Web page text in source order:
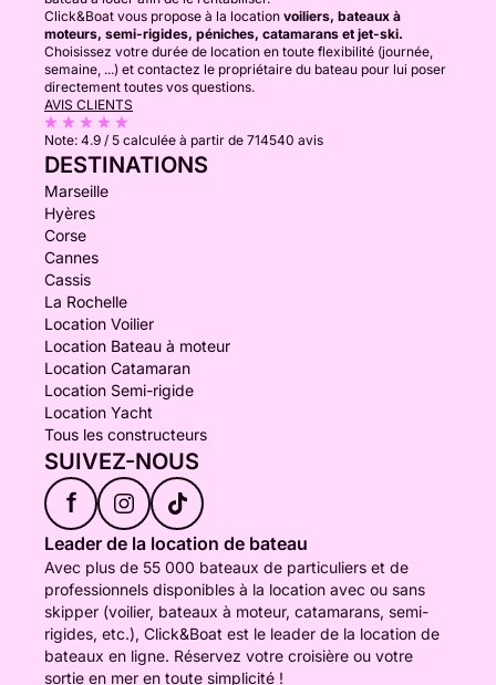
Click&Boat vous propose à la location voiliers, bateaux à
moteurs, semi-rigides, péniches, catamarans et jet-ski.
Choisissez votre durée de location en toute flexibilité (journée,
semaine, ...) et contactez le propriétaire du bateau pour lui poser
directement toutes vos questions.
AVIS CLIENTS
Note: 4.9 / 5 calculée à partir de 714540 avis
DESTINATIONS
Marseille
Hyères
Corse
Cannes
Cassis
La Rochelle
Location Voilier
Location Bateau à moteur
Location Catamaran
Location Semi-rigide
Location Yacht
Tous les constructeurs
SUIVEZ-NOUS
f
Leader de la location de bateau
Avec plus de 55 000 bateaux de particuliers et de
professionnels disponibles à la location avec ou sans
skipper (voilier, bateaux à moteur, catamarans, semi-
rigides, etc.), Click&Boat est le leader de la location de
bateaux en ligne. Réservez votre croisière ou votre
sortie en mer en toute simplicité !